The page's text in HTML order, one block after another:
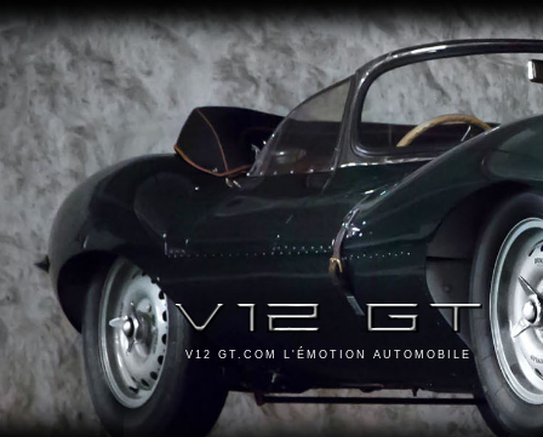
V12 GT.COM L'ÉMOTION AUTOMOBILE